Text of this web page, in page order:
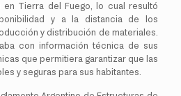
Tierra del Fuego, lo cual resultó
y a la distancia de los
y distribución de materiales.
con información técnica de sus
que permitiera garantizar que las
y seguras para sus habitantes.